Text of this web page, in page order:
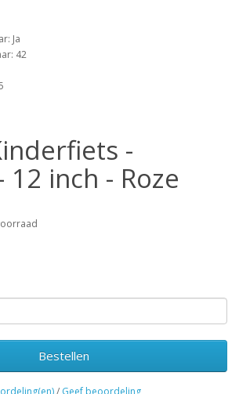
Ja
42
-
12 inch - Roze
Bestellen